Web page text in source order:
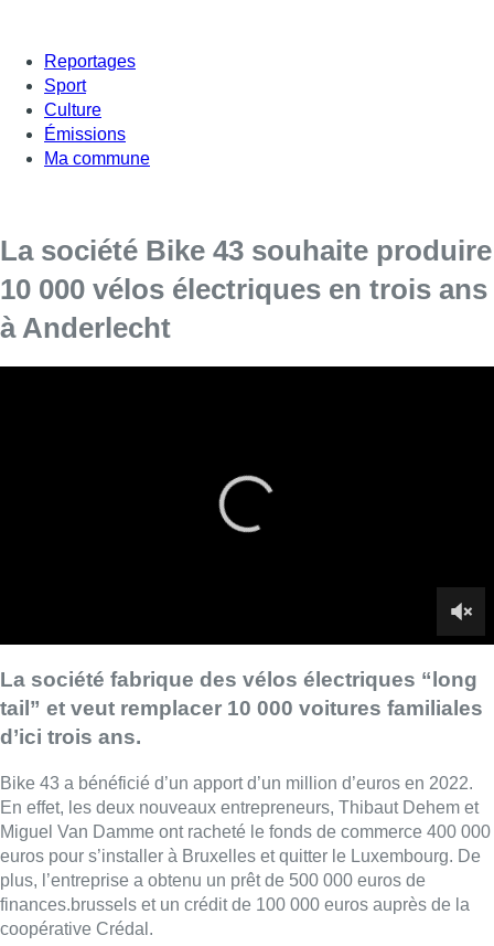
Reportages
Sport
Culture
Émissions
Ma commune
La société Bike 43 souhaite produire
10 000 vélos électriques en trois ans
à Anderlecht
Bike 43 a bénéficié d’un apport d’un million d’euros en 2022.
En effet, les deux nouveaux entrepreneurs, Thibaut Dehem et
Miguel Van Damme ont racheté le fonds de commerce 400 000
finances.brussels et un crédit de 100 000 euros auprès de la
Ainsi, l’entreprise est devenue rentable et souhaite tripler sa
production en 2023. Sans dévoiler de chiffre d’affaires, Bike 43
a précisé vouloir produire 10 000 vélos ces trois prochaines
années.
Ils sont 10 ouvriers de l’entreprise de travail adapté Travie à
travailler au montage des vélos à Anderlecht avant d’être
envoyés directement chez les revendeurs. Les vélos sont
composés à 80% de pièces d’origine européenne.
S’ils font de l’ombre aux vélos cargos, il faut néanmoins sortir
un petit billet pour s’en offrir un. En effet, le prix d’entrée de
gamme est d’environ 4 500 euros et peut monter jusqu’à 6 000